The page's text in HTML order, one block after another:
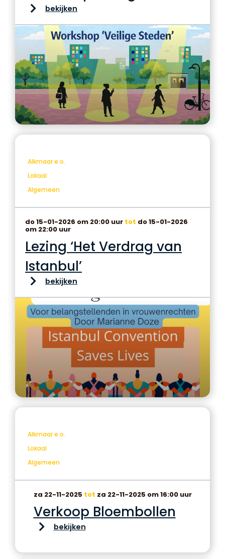
bekijken
Alkmaar e.o.
Lokaal
Algemeen
do 15-01-2026 om 20:00 uur tot do 15-01-2026
om 22:00 uur
Lezing ‘Het Verdrag van
Istanbul’
bekijken
Alkmaar e.o.
Lokaal
Algemeen
za 22-11-2025 tot za 22-11-2025 om 16:00 uur
Verkoop Bloembollen
bekijken